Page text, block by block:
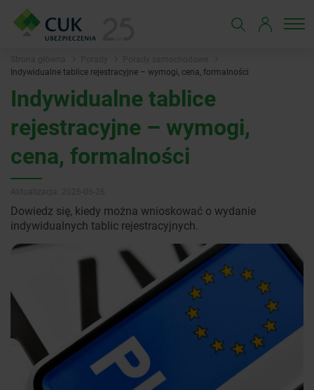
Indywidualne tablice rejestracyjne – wymogi, cena, formalności
Indywidualne tablice
rejestracyjne – wymogi,
cena, formalności
Dowiedz się, kiedy można wnioskować o wydanie
indywidualnych tablic rejestracyjnych.